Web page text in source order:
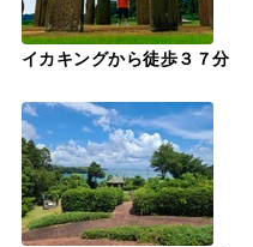
イカキングから徒歩３７分